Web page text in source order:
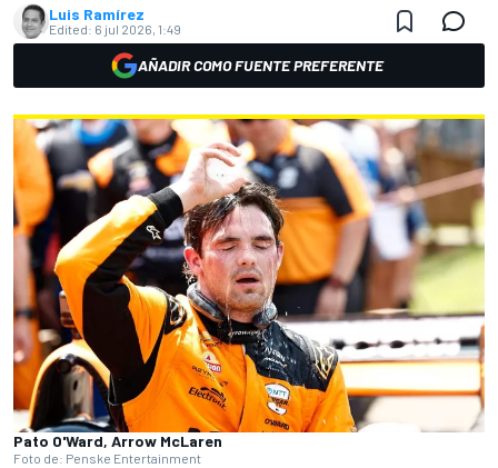
Luis Ramírez
Edited: 6 jul 2026, 1:49
AÑADIR COMO FUENTE PREFERENTE
Pato O'Ward, Arrow McLaren
Foto de: Penske Entertainment